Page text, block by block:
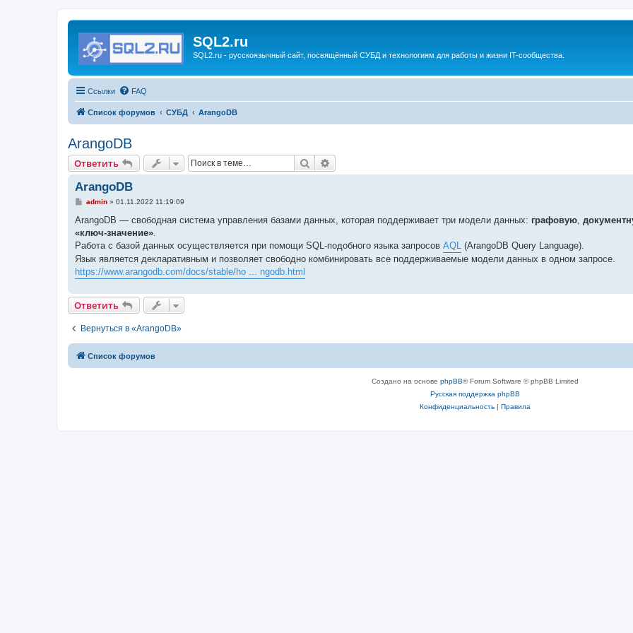
SQL2.ru
SQL2.ru - русскоязычный сайт, посвящённый СУБД и технологиям для работы и жизни IT-сообщества.
Ссылки FAQ
Список форумов СУБД ArangoDB
ArangoDB
Ответить Поиск
ArangoDB
С
о
щ
е
и
е
admin» 01.11.2022 11:19:09
ArangoDB — свободная система управления базами данных, которая поддерживает три модели данных: графовую
«ключ-значение»
Работа с базой данных осуществляется при помощи SQL-подобного языка запросов AQL (ArangoDB Query Language).
Язык является декларативным и позволяет свободно комбинировать все поддерживаемые модели данных в одном запросе.
https://www.arangodb.com/docs/stable/ho ... ngodb.html
Ответить
Вернуться в «ArangoDB»
Список форумов
Создано на основе phpBB® Forum Software © phpBB Limited
Русская поддержка phpBB
Конфиденциальность| Правила